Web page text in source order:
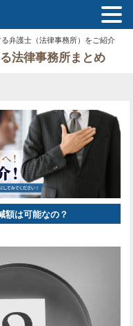
弁護士（法律事務所）をご紹介
法律事務所まとめ
額は可能なの？